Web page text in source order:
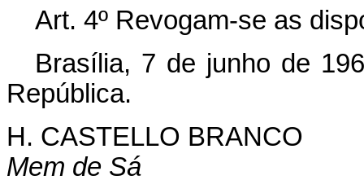
Art. 4º Revogam-se as
Brasília, 7 de junho de
República.
H. CASTELLO BRANCO
Mem de Sá